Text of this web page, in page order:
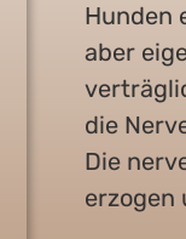
Hunden
aber
die
Die
erzogen